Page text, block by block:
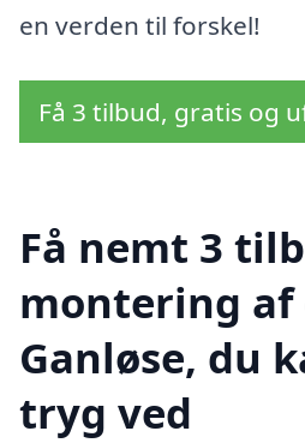
en verden til forskel!
Få 3 tilbud, gratis og
Få nemt 3
montering af
Ganløse, du
tryg ved